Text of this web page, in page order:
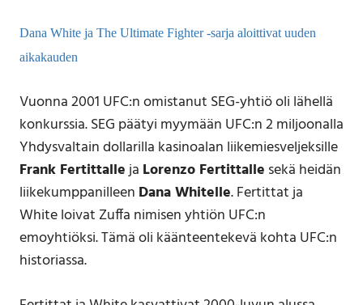
Dana White ja The Ultimate Fighter -sarja aloittivat uuden
aikakauden
Vuonna 2001 UFC:n omistanut SEG-yhtiö oli lähellä
konkurssia. SEG päätyi myymään UFC:n 2 miljoonalla
Yhdysvaltain dollarilla kasinoalan liikemiesveljeksille
Frank Fertittalleja Lorenzo Fertittalle sekä heidän
liikekumppanilleen Dana Whitelle. Fertittat ja
White loivat Zuffa nimisen yhtiön UFC:n
emoyhtiöksi. Tämä oli käänteentekevä kohta UFC:n
historiassa.